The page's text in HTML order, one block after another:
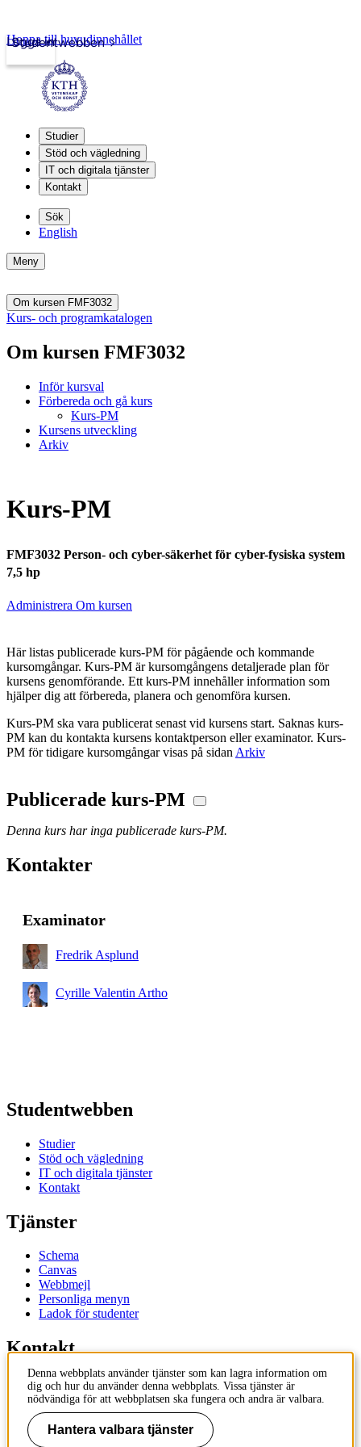
Studentwebben
Logga in
Hoppa till huvudinnehållet
Studier
Stöd och vägledning
IT och digitala tjänster
Kontakt
Sök
English
Meny
Om kursen FMF3032
Kurs- och programkatalogen
Om kursen FMF3032
Inför kursval
Förbereda och gå kurs
Kurs-PM
Kursens utveckling
Arkiv
Kurs-PM
FMF3032 Person- och cyber-säkerhet för cyber-fysiska system
7,5 hp
Administrera Om kursen
Här listas publicerade kurs-PM för pågående och kommande
kursomgångar. Kurs-PM är kursomgångens detaljerade plan för
kursens genomförande. Ett kurs-PM innehåller information som
hjälper dig att förbereda, planera och genomföra kursen.
Kurs-PM ska vara publicerat senast vid kursens start. Saknas kurs-
PM kan du kontakta kursens kontaktperson eller examinator. Kurs-
PM för tidigare kursomgångar visas på sidan Arkiv
Publicerade kurs-PM
Denna kurs har inga publicerade kurs-PM.
Kontakter
Examinator
Fredrik Asplund
Cyrille Valentin Artho
Studentwebben
Studier
Stöd och vägledning
IT och digitala tjänster
Kontakt
Tjänster
Schema
Canvas
Webbmejl
Personliga menyn
Ladok för studenter
Kontakt
Kontakta utbildningsprogram
Kontakta kurs
IT-support
KTH Entré
Denna webbplats använder tjänster som kan lagra information om
dig och hur du använder denna webbplats. Vissa tjänster är
nödvändiga för att webbplatsen ska fungera och andra är valbara.
Hantera valbara tjänster